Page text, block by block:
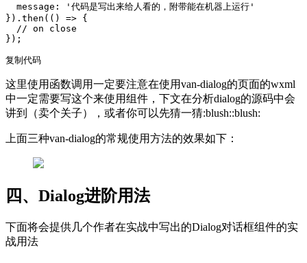
  message: '代码是写出来给人看的，附带能在机器上运行'
}).then(() => {
  // on close
});
复制代码
这里使用函数调用一定要注意在使用van-dialog的页面的wxml
中一定需要写这个来使用组件，下文在分析dialog的源码中会
讲到（卖个关子），或者你可以先猜一猜:blush::blush:
上面三种van-dialog的常规使用方法的效果如下：
四、Dialog进阶用法
下面将会提供几个作者在实战中写出的Dialog对话框组件的实
战用法